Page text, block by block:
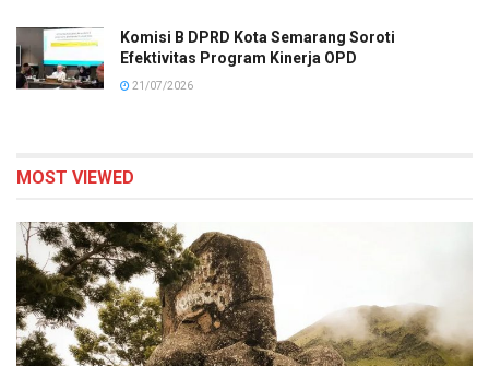
Komisi B DPRD Kota Semarang Soroti
Efektivitas Program Kinerja OPD
21/07/2026
MOST VIEWED